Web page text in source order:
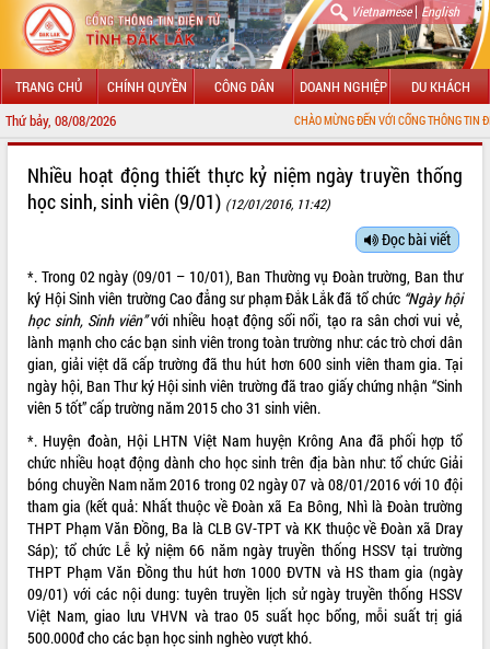
Vietnamese| English
TRANG CHỦ CHÍNH QUYỀN CÔNG DÂN DOANH NGHIỆP DU KHÁCH
Thứ bảy, 08/08/2026 CHÀO MỪNG ĐẾN VỚI CỔNG THÔNG TIN ĐIỆN TỬ TỈNH ĐẮK LẮK
LÃNH ĐẠO UBND TỈNH
SỞ, BAN, NGÀNH
UBND CÁC XÃ, PHƯỜNG
THÔNG TIN CHỈ ĐẠO ĐIỀU HÀNH
VĂN BẢN HĐND TỈNH
ĐIỂM TIN VĂN BẢN
QUY HOẠCH - KẾ HOẠCH
Nhiều hoạt động thiết thực kỷ niệm ngày truyền thống
học sinh, sinh viên (9/01) (12/01/2016, 11:42)
Đọc bài viết
*. Trong 02 ngày (09/01 – 10/01), Ban Thường vụ Đoàn trường, Ban thư
ký Hội Sinh viên trường Cao đẳng sư phạm Đắk Lắk đã tổ chức “Ngày hội
học sinh, Sinh viên”với nhiều hoạt động sổi nổi, tạo ra sân chơi vui vẻ,
lành mạnh cho các bạn sinh viên trong toàn trường như: các trò chơi dân
gian, giải việt dã cấp trường đã thu hút hơn 600 sinh viên tham gia. Tại
ngày hội, Ban Thư ký Hội sinh viên trường đã trao giấy chứng nhận “Sinh
viên 5 tốt” cấp trường năm 2015 cho 31 sinh viên.
*. Huyện đoàn, Hội LHTN Việt Nam huyện Krông Ana đã phối hợp tổ
chức nhiều hoạt động dành cho học sinh trên địa bàn như: tổ chức Giải
bóng chuyền Nam năm 2016 trong 02 ngày 07 và 08/01/2016 với 10 đội
tham gia (kết quả: Nhất thuộc về Đoàn xã Ea Bông, Nhì là Đoàn trường
THPT Phạm Văn Đồng, Ba là CLB GV-TPT và KK thuộc về Đoàn xã Dray
Sáp); tổ chức Lễ kỷ niệm 66 năm ngày truyền thống HSSV tại trường
THPT Phạm Văn Đồng thu hút hơn 1000 ĐVTN và HS tham gia (ngày
09/01) với các nội dung: tuyên truyền lịch sử ngày truyền thống HSSV
Việt Nam, giao lưu VHVN và trao 05 suất học bổng, mỗi suất trị giá
500.000đ cho các bạn học sinh nghèo vượt khó.